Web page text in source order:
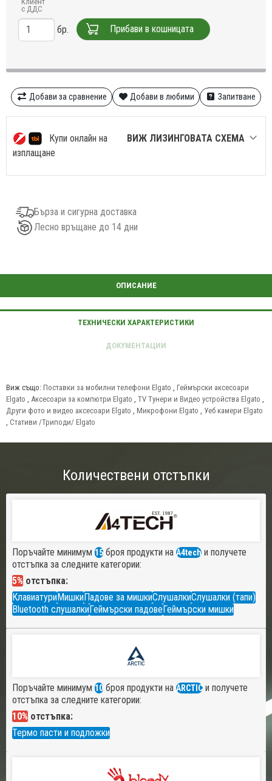
с ДДС
бр. Прибави в кошницата
Добави за сравнение Добави в любими Запитване
Купи онлайн на
изплащане
ВИЖ ЛИЗИНГОВАТА СХЕМА
Бърза и сигурна доставка
Лесно връщане до 14 дни
Виж също: Поставки за мобилни телефони Elgato , Геймърски аксесоари
Elgato , Аксесоари за компютри Elgato , TV Тунери и Видео устройства Elgato ,
Други фото и видео аксесоари Elgato , Микрофони Elgato , Уеб камери Elgato
, Стативи /Триподи/ Elgato
Количествени отстъпки
Поръчайте минимум 15 броя продукти на A4tech и получете
отстъпка за следните категории:
5% отстъпка:
КлавиатуриМишкиПадове за мишкиСлушалкиСлушалки (тапи)
Bluetooth слушалкиГеймърски падовеГеймърски мишки
Поръчайте минимум 10 броя продукти на ARCTIC и получете
отстъпка за следните категории:
10% отстъпка:
Термо пасти и подложки